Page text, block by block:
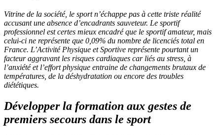
Vitrine de la société, le sport n’échappe pas à cette triste réalité
accusant une absence d’encadrants sauveteur. Le sportif
professionnel est certes mieux encadré que le sportif amateur, mais
celui-ci ne représente que 0,09% du nombre de licenciés total en
France. L’Activité Physique et Sportive représente pourtant un
facteur aggravant les risques cardiaques car liés au stress, à
l’anxiété et l’effort physique entraine de changements brutaux de
températures, de la déshydratation ou encore des troubles
diététiques.
Développer la formation aux gestes de
premiers secours dans le sport